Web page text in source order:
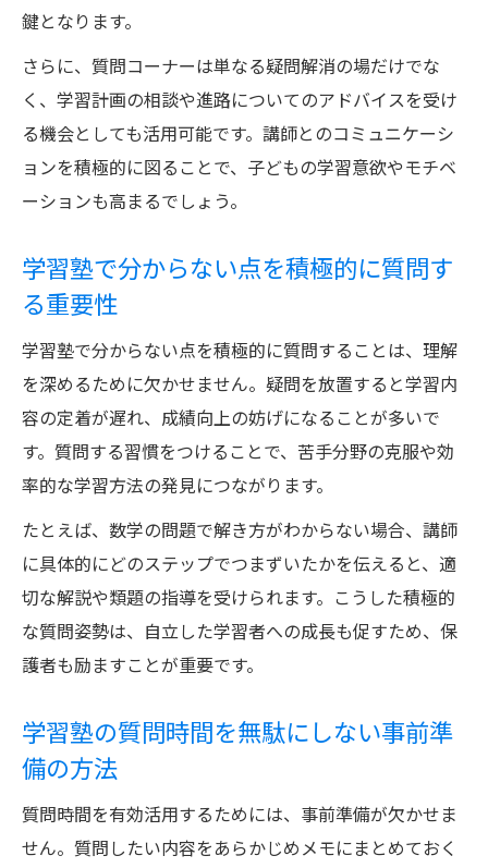
鍵となります。
さらに、質問コーナーは単なる疑問解消の場だけでな
く、学習計画の相談や進路についてのアドバイスを受け
る機会としても活用可能です。講師とのコミュニケーシ
ョンを積極的に図ることで、子どもの学習意欲やモチベ
ーションも高まるでしょう。
学習塾で分からない点を積極的に質問す
る重要性
学習塾で分からない点を積極的に質問することは、理解
を深めるために欠かせません。疑問を放置すると学習内
容の定着が遅れ、成績向上の妨げになることが多いで
す。質問する習慣をつけることで、苦手分野の克服や効
率的な学習方法の発見につながります。
たとえば、数学の問題で解き方がわからない場合、講師
に具体的にどのステップでつまずいたかを伝えると、適
切な解説や類題の指導を受けられます。こうした積極的
な質問姿勢は、自立した学習者への成長も促すため、保
護者も励ますことが重要です。
学習塾の質問時間を無駄にしない事前準
備の方法
質問時間を有効活用するためには、事前準備が欠かせま
せん。質問したい内容をあらかじめメモにまとめておく